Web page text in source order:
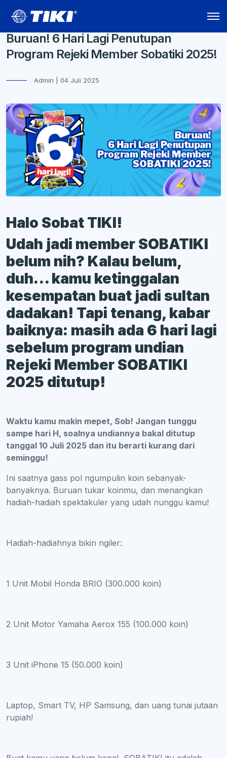
Buruan! 6 Hari Lagi Penutupan
Program Rejeki Member Sobatiki 2025!
Admin | 04 Juli 2025
Halo Sobat TIKI!
Udah jadi member SOBATIKI
belum nih? Kalau belum,
duh… kamu ketinggalan
kesempatan buat jadi sultan
dadakan! Tapi tenang, kabar
baiknya: masih ada 6 hari lagi
sebelum program undian
Rejeki Member SOBATIKI
2025 ditutup!
Waktu kamu makin mepet, Sob! Jangan tunggu
sampe hari H, soalnya undiannya bakal ditutup
tanggal 10 Juli 2025 dan itu berarti kurang dari
seminggu!
Ini saatnya gass pol ngumpulin koin sebanyak-
banyaknya. Buruan tukar koinmu, dan menangkan
hadiah-hadiah spektakuler yang udah nunggu kamu!
Hadiah-hadiahnya bikin ngiler:
1 Unit Mobil Honda BRIO (300.000 koin)
2 Unit Motor Yamaha Aerox 155 (100.000 koin)
3 Unit iPhone 15 (50.000 koin)
Laptop, Smart TV, HP Samsung, dan uang tunai jutaan
rupiah!